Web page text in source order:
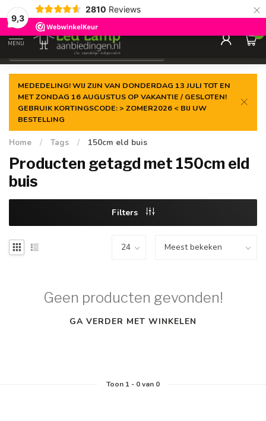
9,3
2810 Reviews ×
Gegarandeerde delaagste prijs
MENU
0
MEDEDELING! WIJ ZIJN VAN DONDERDAG 13 JULI TOT EN
MET ZONDAG 16 AUGUSTUS OP VAKANTIE / GESLOTEN!
GEBRUIK KORTINGSCODE: > ZOMER2026 < BIJ UW
BESTELLING
Home / Tags / 150cm eld buis
Producten getagd met 150cm eld
buis
Filters
Geen producten gevonden!
GA VERDER MET WINKELEN
Toon 1- 0van 0